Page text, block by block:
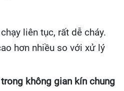
liên tục, rất dễ cháy.
hơn nhiều so với xử lý
không gian kín chung